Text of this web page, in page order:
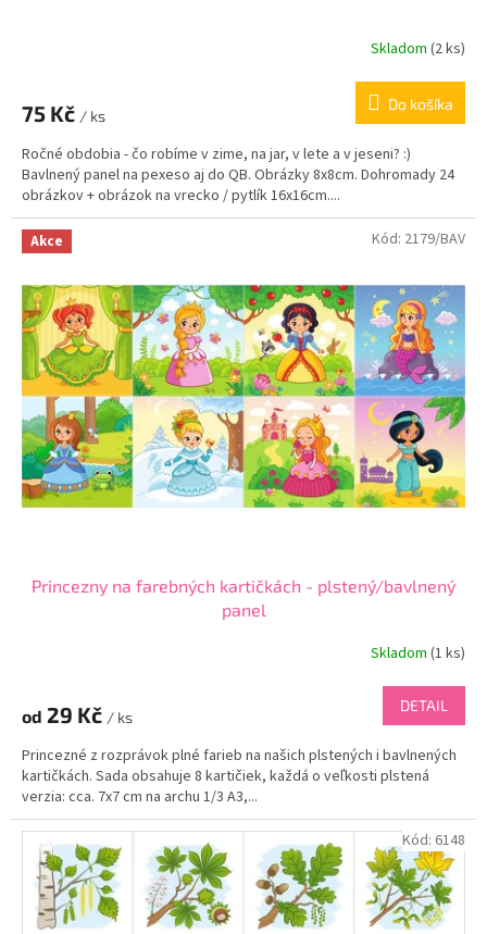
Skladom (2 ks)
75 Kč / ks
Do košíka
Ročné obdobia - čo robíme v zime, na jar, v lete a v jeseni? :)
Bavlnený panel na pexeso aj do QB. Obrázky 8x8cm. Dohromady 24
obrázkov + obrázok na vrecko / pytlík 16x16cm....
Akce
Princezny na farebných kartičkách - plstený/bavlnený
panel
Skladom (1 ks)
od 29 Kč / ks
DETAIL
Princezné z rozprávok plné farieb na našich plstených i bavlnených
kartičkách. Sada obsahuje 8 kartičiek, každá o veľkosti plstená
verzia: cca. 7x7 cm na archu 1/3 A3,...
Kód: 2179/BAV
Kód: 6148